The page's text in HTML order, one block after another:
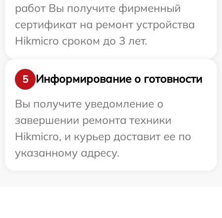
работ Вы получите фирменный
сертификат на ремонт устройства
Hikmicro сроком до 3 лет.
5
Информирование о готовности
Вы получите уведомление о
завершении ремонта техники
Hikmicro, и курьер доставит ее по
указанному адресу.